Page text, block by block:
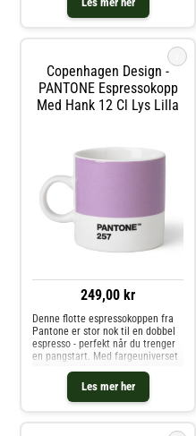
personlige farge til
favorittkoppen. Hver kopp er i
Copenhagen Design -
PANTONE Espressokopp
Med Hank 12 Cl Lys Lilla
249,00 kr
Les mer her
Denne flotte espressokoppen fra
Pantone er stor nok til en dobbel
espresso - perfekt når du trenger
en pangstart. Med fargeuniverset
til Pantone kan du velge din
personlige farge til
favorittkoppen. Hver kopp er i
fineste benporselen.